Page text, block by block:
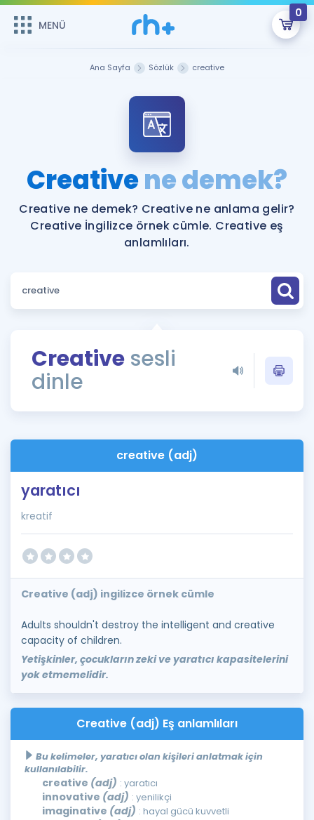
MENÜ
0
ÜYE DEĞİLİM
Sepetin Şu An Boş.
Remzi Hoca ile seni sınava hazırlayacak onlarca eğitim seni
bekliyor!
MENÜ
Faydalı Araçlar
Sözlük
Rehberlik Aracı
ÖSYM Sınav Takvimi
İngilizce Gramer
Hakkımızda
Ana Sayfa Sözlük creative
Creativene demek?
Creative ne demek? Creative ne anlama gelir?
Creative İngilizce örnek cümle. Creative eş
anlamlıları.
Creative sesli
dinle
creative (adj)
yaratıcı
kreatif
Creative (adj) ingilizce örnek cümle
Adults shouldn't destroy the intelligent and creative
capacity of children.
Yetişkinler, çocukların zeki ve yaratıcı kapasitelerini
yok etmemelidir.
Creative (adj) Eş anlamlıları
Bu kelimeler, yaratıcı olan kişileri anlatmak için
kullanılabilir.
creative (adj) : yaratıcı
innovative (adj) : yenilikçi
imaginative (adj) : hayal gücü kuvvetli